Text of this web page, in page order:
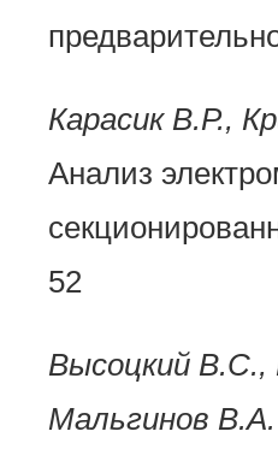
Карасик В.Р.,
Анализ
52
Высоцкий В.С.,
Мальгинов В.А.